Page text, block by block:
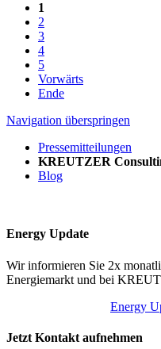
1
2
3
4
5
Vorwärts
Ende
Navigation überspringen
Pressemitteilungen
KREUTZER
Blog
Energy Update
Wir informieren Sie 2x
Energiemarkt und bei
Energy
Jetzt Kontakt aufnehmen